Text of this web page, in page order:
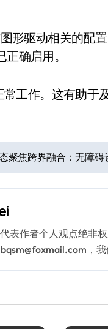
形驱动相关的配
确启用。
工作。这有助于
聚焦跨界融合：无障
表作者个人观点绝非权
，我